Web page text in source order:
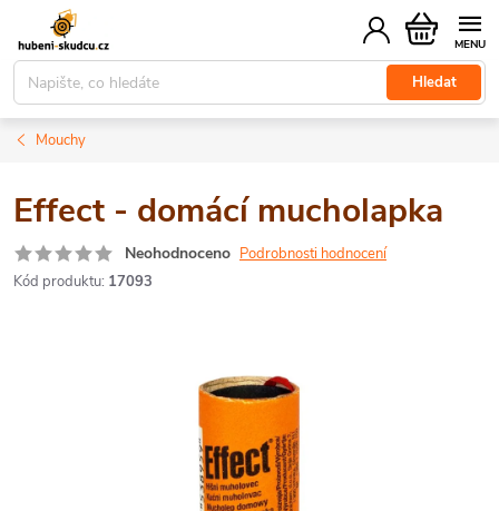
obsah
Hledat
Nákupní
košík
Mouchy
Effect - domácí mucholapka
Neohodnoceno Podrobnosti hodnocení
Kód produktu: 17093